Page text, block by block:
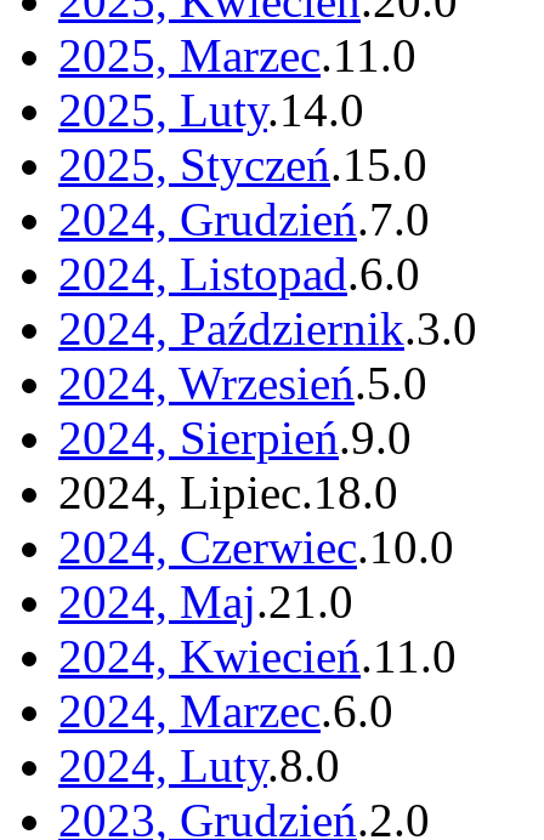
2025, Marzec.11.0
2025, Luty.14.0
2025, Styczeń.15.0
2024, Grudzień.7.0
2024, Listopad.6.0
2024, Październik.3.0
2024, Wrzesień.5.0
2024, Sierpień.9.0
2024, Lipiec.18.0
2024, Czerwiec.10.0
2024, Maj.21.0
2024, Kwiecień.11.0
2024, Marzec.6.0
2024, Luty.8.0
2023, Grudzień.2.0